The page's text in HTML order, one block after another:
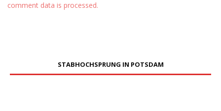
comment data is processed.
STABHOCHSPRUNG IN POTSDAM